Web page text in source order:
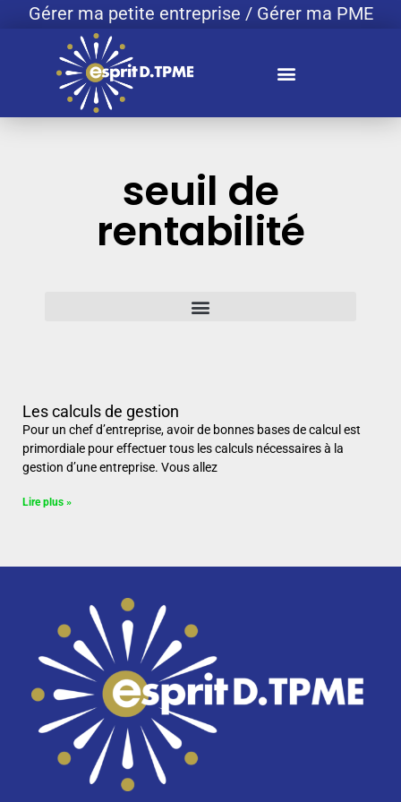
Gérer ma petite entreprise / Gérer ma PME
seuil de
rentabilité
Les calculs de gestion
Pour un chef d’entreprise, avoir de bonnes bases de calcul est
primordiale pour effectuer tous les calculs nécessaires à la
gestion d’une entreprise. Vous allez
Lire plus »